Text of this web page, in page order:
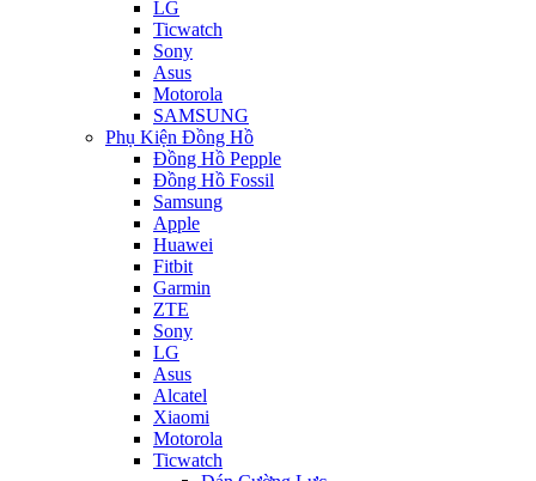
LG
Ticwatch
Sony
Asus
Motorola
SAMSUNG
Phụ Kiện Đồng Hồ
Đồng Hồ Pepple
Đồng Hồ Fossil
Samsung
Apple
Huawei
Fitbit
Garmin
ZTE
Sony
LG
Asus
Alcatel
Xiaomi
Motorola
Ticwatch